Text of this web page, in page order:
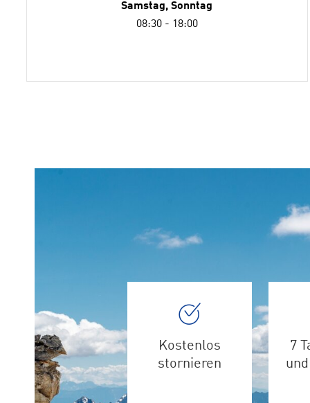
Samstag, Sonntag
08:30 - 18:00
Kostenlos
stornieren
7